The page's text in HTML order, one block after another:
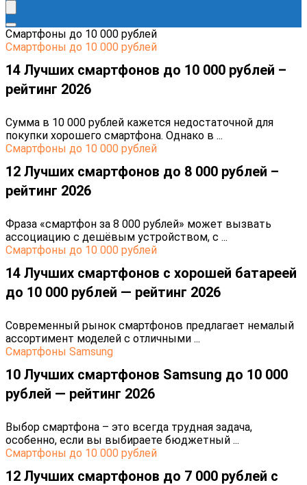
Cмартфоны до 10 000 рублей
Cмартфоны до 10 000 рублей
14 Лучших смартфонов до 10 000 рублей –
рейтинг 2026
Сумма в 10 000 рублей кажется недостаточной для
покупки хорошего смартфона. Однако в ...
Cмартфоны до 10 000 рублей
12 Лучших смартфонов до 8 000 рублей –
рейтинг 2026
Фраза «смартфон за 8 000 рублей» может вызвать
ассоциацию с дешёвым устройством, с ...
Cмартфоны до 10 000 рублей
14 Лучших смартфонов с хорошей батареей
до 10 000 рублей — рейтинг 2026
Современный рынок смартфонов предлагает немалый
ассортимент моделей с отличными ...
Cмартфоны Samsung
10 Лучших смартфонов Samsung до 10 000
рублей — рейтинг 2026
Выбор смартфона – это всегда трудная задача,
особенно, если вы выбираете бюджетный ...
Cмартфоны до 10 000 рублей
12 Лучших смартфонов до 7 000 рублей с